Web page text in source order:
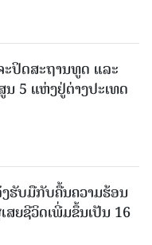
ະປິດສະຖານທູດ ແ​ລະ
ນ 5 ແຫ່ງ​ຢູ່​ຕ່າງ​ປະ​ເທດ
ງຮັບມືກັບຄື້ນຄວາມຮ້ອນ
ຍຊີວິດເພີ່ມຂຶ້ນເປັນ 16